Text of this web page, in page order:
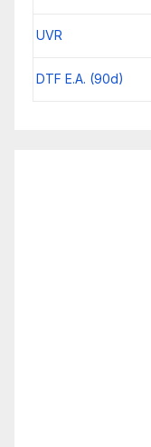
UVR
DTF E.A. (90d)